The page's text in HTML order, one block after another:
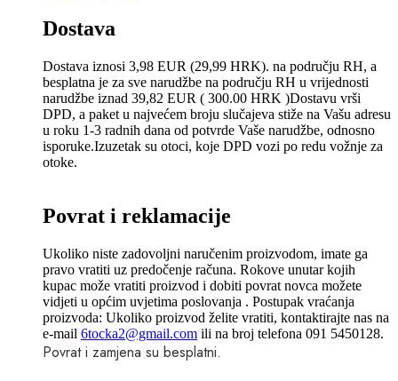
Dostava
Dostava iznosi 3,98 EUR (29,99 HRK). na području RH, a
besplatna je za sve narudžbe na području RH u vrijednosti
narudžbe iznad 39,82 EUR ( 300.00 HRK )Dostavu vrši
DPD, a paket u najvećem broju slučajeva stiže na Vašu adresu
u roku 1-3 radnih dana od potvrde Vaše narudžbe, odnosno
isporuke.Izuzetak su otoci, koje DPD vozi po redu vožnje za
otoke.
Povrat i reklamacije
Ukoliko niste zadovoljni naručenim proizvodom, imate ga
pravo vratiti uz predočenje računa. Rokove unutar kojih
kupac može vratiti proizvod i dobiti povrat novca možete
vidjeti u općim uvjetima poslovanja . Postupak vraćanja
proizvoda: Ukoliko proizvod želite vratiti, kontaktirajte nas na
e-mail 6tocka2@gmail.com ili na broj telefona 091 5450128.
Povrat i zamjena su besplatni.